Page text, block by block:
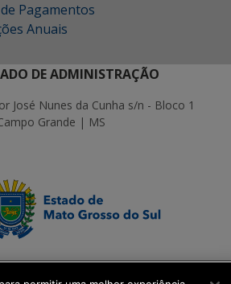
Pagamentos
Anuais
DE ADMINISTRAÇÃO
José Nunes da Cunha s/n - Bloco 1
Grande | MS